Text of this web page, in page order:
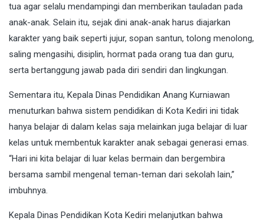
tua agar selalu mendampingi dan memberikan tauladan pada
anak-anak. Selain itu, sejak dini anak-anak harus diajarkan
karakter yang baik seperti jujur, sopan santun, tolong menolong,
saling mengasihi, disiplin, hormat pada orang tua dan guru,
serta bertanggung jawab pada diri sendiri dan lingkungan.
Sementara itu, Kepala Dinas Pendidikan Anang Kurniawan
menuturkan bahwa sistem pendidikan di Kota Kediri ini tidak
hanya belajar di dalam kelas saja melainkan juga belajar di luar
kelas untuk membentuk karakter anak sebagai generasi emas.
“Hari ini kita belajar di luar kelas bermain dan bergembira
bersama sambil mengenal teman-teman dari sekolah lain,”
imbuhnya.
Kepala Dinas Pendidikan Kota Kediri melanjutkan bahwa